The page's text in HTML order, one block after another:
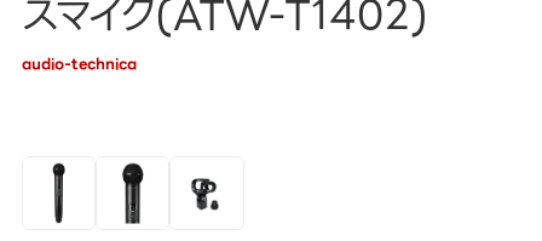
スマイク(ATW-T1402)
audio-technica